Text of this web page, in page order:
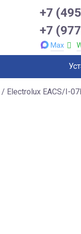
+7
+7
Max
/ Electrolux EACS/I-